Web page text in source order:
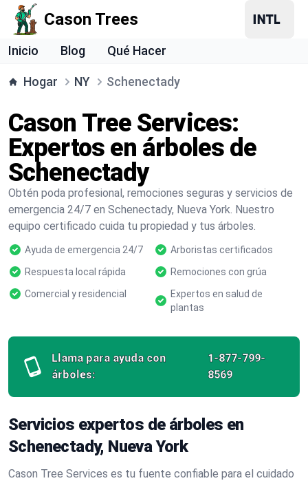
Cason Trees
Inicio Blog Qué Hacer
Hogar NY Schenectady
Cason Tree Services:
Expertos en árboles de
Schenectady
Obtén poda profesional, remociones seguras y servicios de
emergencia 24/7 en Schenectady, Nueva York. Nuestro
equipo certificado cuida tu propiedad y tus árboles.
Ayuda de emergencia 24/7
Arboristas certificados
Respuesta local rápida
Remociones con grúa
Comercial y residencial
Expertos en salud de
plantas
Llama para ayuda con
árboles:
1-877-799-
8569
Servicios expertos de árboles en
Schenectady, Nueva York
Cason Tree Services es tu fuente confiable para el cuidado